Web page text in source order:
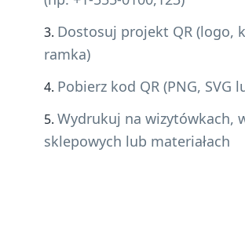
Dostosuj projekt QR (logo,
ramka)
Pobierz kod QR (PNG, SVG
Wydrukuj na wizytówkach,
sklepowych lub materiałach